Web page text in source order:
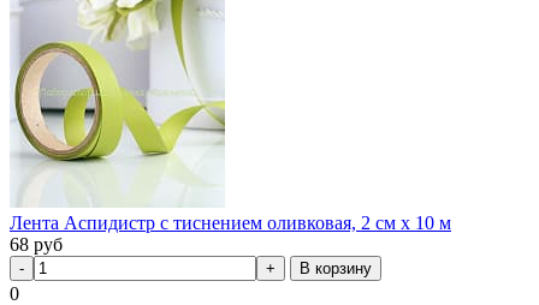
Лента Аспидистр с тиснением оливковая, 2 см х 10 м
68 руб
В корзину
0